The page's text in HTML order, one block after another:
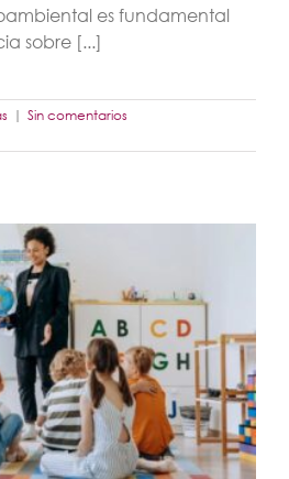
es fundamental
sobre [...]
| Sin comentarios